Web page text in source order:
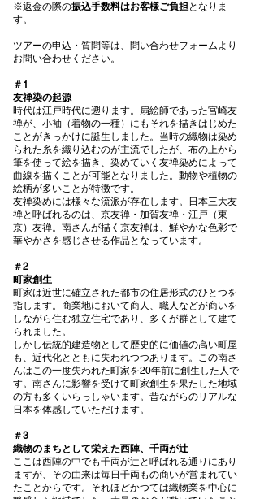
※返金の際の振込手数料はお客様ご負担となりま
す。
ツアーの申込・質問等は、 問い合わせフォームより
お問い合わせください。
＃1
友禅染の起源
時代は江戸時代に遡ります。扇絵師であった宮崎友
禅が、小袖（着物の一種）にもそれを描きはじめた
ことがきっかけに誕生しました。当時の織物は染め
られた糸を織り込むのが主流でしたが、布の上から
筆を使って絵を描き、染めていく友禅染めによって
曲線を描くことが可能となりました。動物や植物の
絵柄が多いことが特徴です。
友禅染めには様々な流派が存在します。日本三大友
禅と呼ばれるのは、京友禅・加賀友禅・江戸（東
京）友禅。南さんが描く京友禅は、鮮やかな色彩で
華やかさを感じさせる作品となっています。
＃2
町家創生
町家は近世に確立された都市の住居形式のひとつを
指します。商業地において商人、職人などが商いを
しながら住む独立住宅であり、多くが群として建て
られました。
しかし伝統的建造物として歴史的に価値の高い町屋
も、近代化とともに失われつつあります。この南さ
んはこの一度失われた町家を20年前に創生した人で
す。南さんに影響を受けて町家創生を果たした地域
の方も多くいらっしゃいます。昔ながらのリアルな
日本を体感していただけます。
＃3
織物のまちとして栄えた西陣、千両が辻
ここは西陣の中でも千両が辻と呼ばれる通りにあり
ますが、その由来は毎日千両もの商いが営まれてい
たことからです。それほどかつては織物業を中心に